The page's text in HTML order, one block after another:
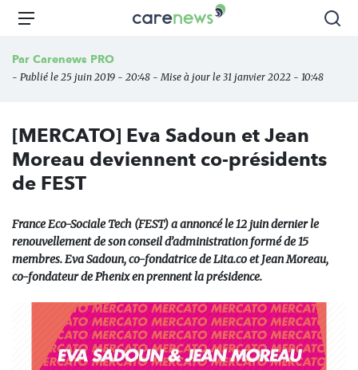
Aller
principal
Carenews,
des
l'engagement
Menu
Par Carenews PRO
- Publié le 25 juin 2019 - 20:48 - Mise à jour le 31 janvier 2022 - 10:48
[MERCATO] Eva Sadoun et Jean
Moreau deviennent co-présidents
de FEST
France Eco-Sociale Tech (FEST) a annoncé le 12 juin dernier le
renouvellement de son conseil d’administration formé de 15
membres. Eva Sadoun, co-fondatrice de Lita.co et Jean Moreau,
co-fondateur de Phenix en prennent la présidence.